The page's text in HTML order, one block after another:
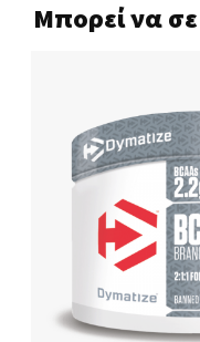
Μπορεί να